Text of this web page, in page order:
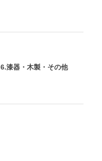
6.漆器・木製・その他